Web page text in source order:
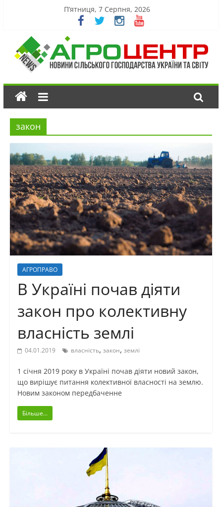
П’ятниця, 7 Серпня, 2026
закон
АГРОПРАВО
В Україні почав діяти
закон про колективну
власність землі
04.01.2019 власність, закон, землі
1 січня 2019 року в Україні почав діяти новий закон,
що вирішує питання колективної власності на землю.
Новим законом передбаченне
Більше...